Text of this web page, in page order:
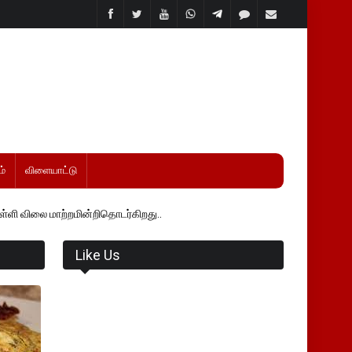
விளையாட்டு
Like Us